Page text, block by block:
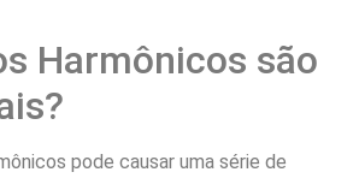
Harmônicos são
pode causar uma série de